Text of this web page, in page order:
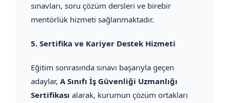
sınavları, soru çözüm dersleri ve birebir
mentörlük hizmeti sağlanmaktadır.
5. Sertifika ve Kariyer Destek Hizmeti
Eğitim sonrasında sınavı başarıyla geçen
adaylar, A Sınıfı İş Güvenliği Uzmanlığı
Sertifikası alarak, kurumun çözüm ortakları